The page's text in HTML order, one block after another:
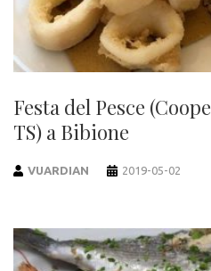
Festa del Pesce
TS) a Bibione
VUARDIAN 2019-05-02